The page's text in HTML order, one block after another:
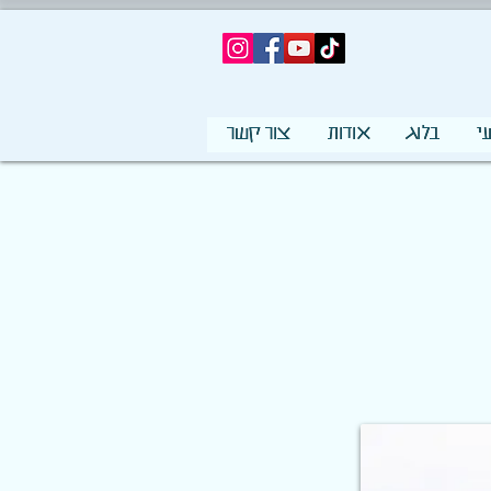
בלוג אודות צור קשר